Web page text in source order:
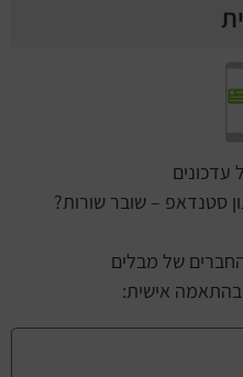
עדכונים
סטנדאפ – שובר שורות?
של מבלים
בהתאמה אישית: